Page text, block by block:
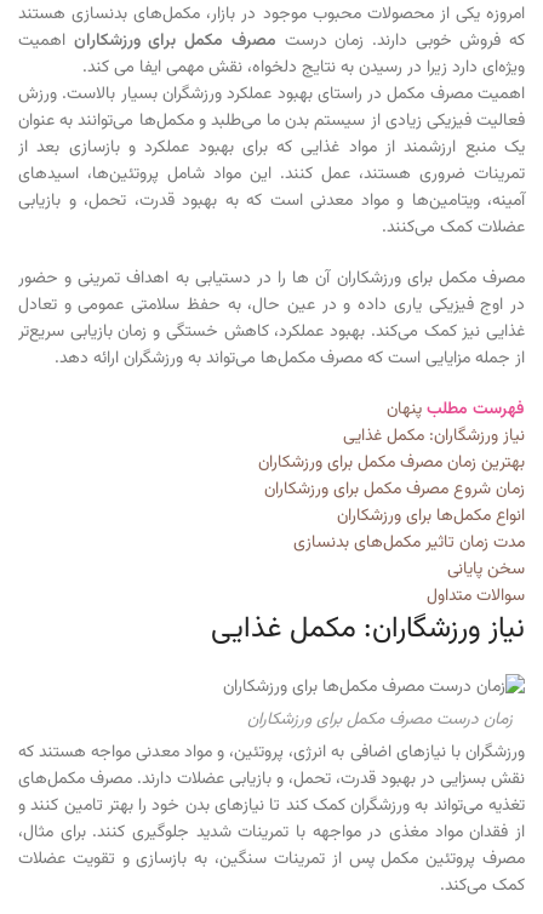
امروزه یکی از محصولات محبوب موجود در بازار، مکمل‌های بدنسازی هستند
که فروش خوبی دارند. زمان درست مصرف مکمل‌ برای ورزشکاران اهمیت
ویژه‌ای دارد زیرا در رسیدن به نتایج دلخواه، نقش مهمی ایفا می کند.
اهمیت مصرف مکمل در راستای بهبود عملکرد ورزشگران بسیار بالاست. ورزش
فعالیت فیزیکی زیادی از سیستم بدن ما می‌طلبد و مکمل‌ها می‌توانند به عنوان
یک منبع ارزشمند از مواد غذایی که برای بهبود عملکرد و بازسازی بعد از
تمرینات ضروری هستند، عمل کنند. این مواد شامل پروتئین‌ها، اسیدهای
آمینه، ویتامین‌ها و مواد معدنی است که به بهبود قدرت، تحمل، و بازیابی
عضلات کمک می‌کنند.
مصرف مکمل برای ورزشکاران آن ها را در دستیابی به اهداف تمرینی و حضور
در اوج فیزیکی یاری داده و در عین حال، به حفظ سلامتی عمومی و تعادل
غذایی نیز کمک می‌کند. بهبود عملکرد، کاهش خستگی و زمان بازیابی سریع‌تر
از جمله مزایایی است که مصرف مکمل‌ها می‌تواند به ورزشگران ارائه دهد.
فهرست مطلبپنهان
نیاز ورزشگاران: مکمل غذایی
بهترین زمان مصرف مکمل‌ برای ورزشکاران
زمان شروع مصرف مکمل برای ورزشکاران
انواع مکمل‌ها برای ورزشکاران
مدت زمان تاثیر مکمل‌های بدنسازی
سخن پایانی
سوالات متداول
نیاز ورزشگاران: مکمل غذایی
زمان درست مصرف مکمل برای ورزشکاران
ورزشگران با نیازهای اضافی به انرژی، پروتئین، و مواد معدنی مواجه هستند که
نقش بسزایی در بهبود قدرت، تحمل، و بازیابی عضلات دارند. مصرف مکمل‌های
تغذیه می‌تواند به ورزشگران کمک کند تا نیازهای بدن خود را بهتر تامین کنند و
از فقدان مواد مغذی در مواجهه با تمرینات شدید جلوگیری کنند. برای مثال،
مصرف پروتئین مکمل پس از تمرینات سنگین، به بازسازی و تقویت عضلات
کمک می‌کند.